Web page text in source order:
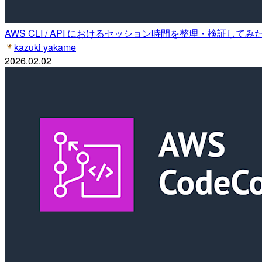
AWS CLI / API におけるセッション時間を整理・検証してみ
kazuki yakame
2026.02.02